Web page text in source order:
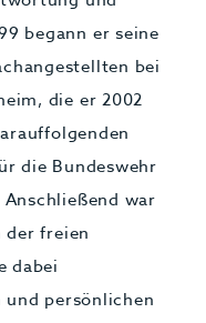
begann er seine
bei
die er 2002
die Bundeswehr
war
der freien
dabei
persönlichen